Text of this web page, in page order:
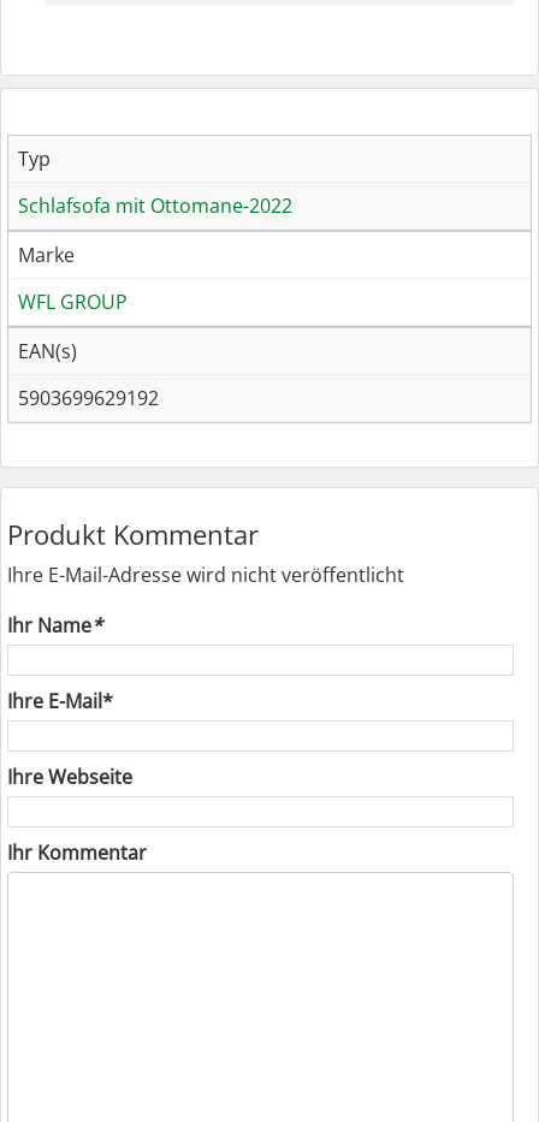
Typ
Schlafsofa mit Ottomane-2022
Marke
WFL GROUP
EAN(s)
5903699629192
Produkt Kommentar
Ihre E-Mail-Adresse wird nicht veröffentlicht
Ihr Name*
Ihre E-Mail*
Ihre Webseite
Ihr Kommentar